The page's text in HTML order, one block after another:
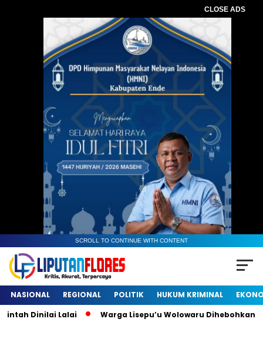
CLOSE ADS
SCROLL TO CONTINUE WITH CONTENT
NASIONAL REGIONAL POLITIK HUKUM KRIMINAL
Dinilai Lalai
Warga Lisepu’u Wolowaru Dihebohkan